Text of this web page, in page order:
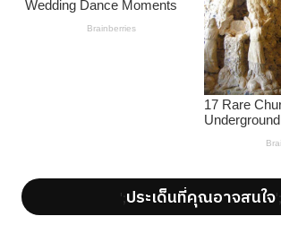
';ประเด็นที่คุณอาจสนใจ';